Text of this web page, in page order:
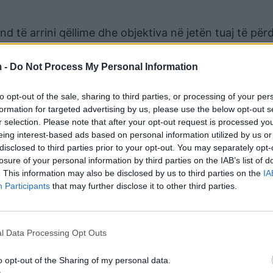
- Do Not Process My Personal Information
opt-out of the sale, sharing to third parties, or processing of your
for targeted advertising by us, please use the below opt-out
selection. Please note that after your opt-out request is processed
interest-based ads based on personal information utilized by us
to third parties prior to your opt-out. You may separately
of your personal information by third parties on the IAB’s list of
This information may also be disclosed by us to third parties on the
Participants that may further disclose it to other third parties.
Data Processing Opt Outs
opt-out of the Sharing of my personal data.
të arrini qëllime dhe objektiva në jetën tuaj të
detyrimet dhe mbyllni çështjet e pazgjidhura,
nga partneri juaj, pasi keni prioritet çështjet
hapësirës tuaj profesionale, më në fund u
një ditë krejtësisht argëtuese dhe të këndshme.
momente pasionante, por edhe romantike.
tuaj.